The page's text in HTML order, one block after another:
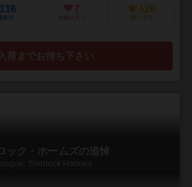
116
あり
7
お気に入り
126
持ってる
荷までお待ち下さい
ック・ホームズの追悼
Sherlock Holmes